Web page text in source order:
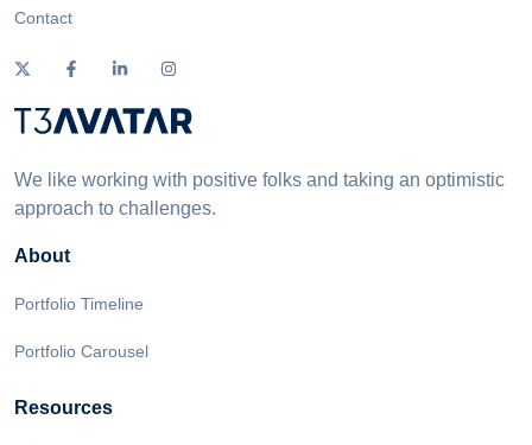
Contact
We like working with positive folks and taking an optimistic
approach to challenges.
About
Portfolio Timeline
Portfolio Carousel
Resources